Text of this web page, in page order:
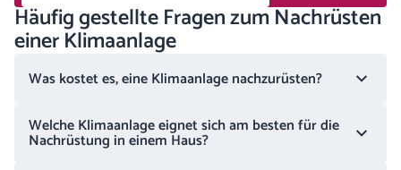
Häufig gestellte Fragen zum Nachrüsten
einer Klimaanlage
Was kostet es, eine Klimaanlage nachzurüsten?
Welche Klimaanlage eignet sich am besten für die
Nachrüstung in einem Haus?